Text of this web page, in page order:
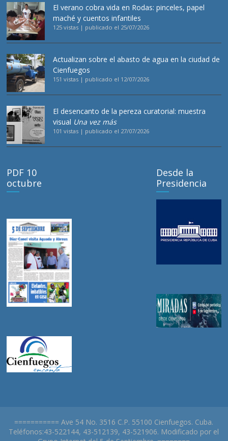
El verano cobra vida en Rodas: pinceles, papel
maché y cuentos infantiles
125 vistas | publicado el 25/07/2026
Actualizan sobre el abasto de agua en la ciudad de
Cienfuegos
151 vistas | publicado el 12/07/2026
El desencanto de la pereza curatorial: muestra
visual Una vez más
101 vistas | publicado el 27/07/2026
PDF 10
octubre
Desde la
Presidencia
=========== Ave 54 No. 3516 C.P. 55100 Cienfuegos. Cuba.
Teléfonos:43-522144, 43-512139, 43-521906. Modificado por el